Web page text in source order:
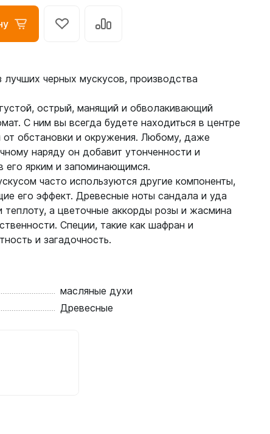
черных мускусов, производства
острый, манящий и обволакивающий
С ним вы всегда будете находиться в центре
от обстановки и окружения. Любому, даже
наряду он добавит утонченности и
его ярким и запоминающимся.
часто используются другие компоненты,
его эффект. Древесные ноты сандала и уда
теплоту, а цветочные аккорды розы и жасмина
Специи, такие как шафран и
и загадочность.
масляные духи
Древесные